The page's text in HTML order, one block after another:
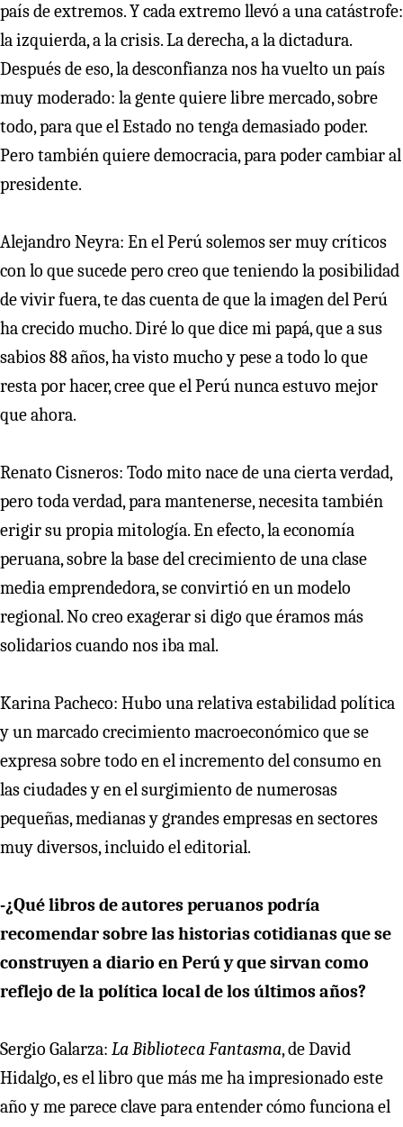
país de extremos. Y cada extremo llevó a una catástrofe:
la izquierda, a la crisis. La derecha, a la dictadura.
Después de eso, la desconfianza nos ha vuelto un país
muy moderado: la gente quiere libre mercado, sobre
todo, para que el Estado no tenga demasiado poder.
Pero también quiere democracia, para poder cambiar al
presidente.
Alejandro Neyra: En el Perú solemos ser muy críticos
con lo que sucede pero creo que teniendo la posibilidad
de vivir fuera, te das cuenta de que la imagen del Perú
ha crecido mucho. Diré lo que dice mi papá, que a sus
sabios 88 años, ha visto mucho y pese a todo lo que
resta por hacer, cree que el Perú nunca estuvo mejor
que ahora.
Renato Cisneros: Todo mito nace de una cierta verdad,
pero toda verdad, para mantenerse, necesita también
erigir su propia mitología. En efecto, la economía
peruana, sobre la base del crecimiento de una clase
media emprendedora, se convirtió en un modelo
regional. No creo exagerar si digo que éramos más
solidarios cuando nos iba mal.
Karina Pacheco: Hubo una relativa estabilidad política
y un marcado crecimiento macroeconómico que se
expresa sobre todo en el incremento del consumo en
las ciudades y en el surgimiento de numerosas
pequeñas, medianas y grandes empresas en sectores
muy diversos, incluido el editorial.
-¿Qué libros de autores peruanos podría
recomendar sobre las historias cotidianas que se
construyen a diario en Perú y que sirvan como
reflejo de la política local de los últimos años?
Sergio Galarza: La Biblioteca Fantasma, de David
Hidalgo, es el libro que más me ha impresionado este
año y me parece clave para entender cómo funciona el